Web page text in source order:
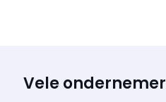
Vele